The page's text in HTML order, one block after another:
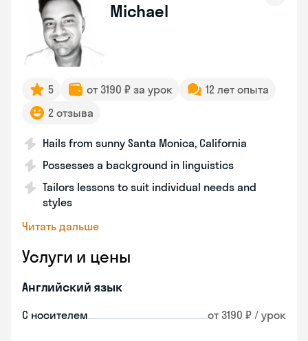
Michael
5 от 3190 ₽ за урок
12 лет опыта
2 отзыва
Hails from sunny Santa Monica, California
Possesses a background in linguistics
Tailors lessons to suit individual needs and
styles
Читать дальше
Услуги и цены
Английский язык
С носителем от 3190 ₽ / урок